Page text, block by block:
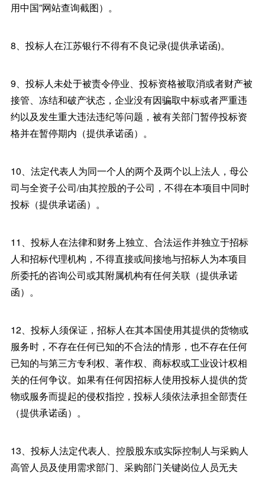
用中国”网站查询截图）。
8、投标人在江苏银行不得有不良记录(提供承诺函)。
9、投标人未处于被责令停业、投标资格被取消或者财产被
接管、冻结和破产状态，企业没有因骗取中标或者严重违
约以及发生重大违法违纪等问题，被有关部门暂停投标资
格并在暂停期内（提供承诺函）。
10、法定代表人为同一个人的两个及两个以上法人，母公
司与全资子公司/由其控股的子公司，不得在本项目中同时
投标（提供承诺函）。
11、投标人在法律和财务上独立、合法运作并独立于招标
人和招标代理机构，不得直接或间接地与招标人为本项目
所委托的咨询公司或其附属机构有任何关联（提供承诺
函）。
12、投标人须保证，招标人在其本国使用其提供的货物或
服务时，不存在任何已知的不合法的情形，也不存在任何
已知的与第三方专利权、著作权、商标权或工业设计权相
关的任何争议。如果有任何因招标人使用投标人提供的货
物或服务而提起的侵权指控，投标人须依法承担全部责任
（提供承诺函）。
13、投标人法定代表人、控股股东或实际控制人与采购人
高管人员及使用需求部门、采购部门关键岗位人员无夫